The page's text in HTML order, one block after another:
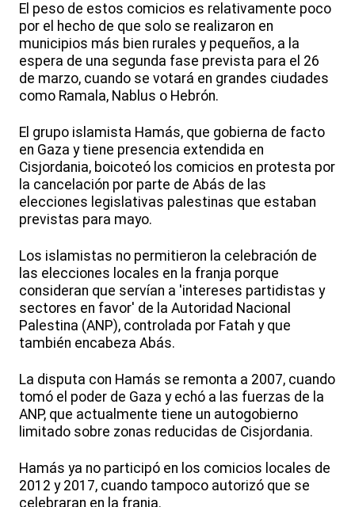
El peso de estos comicios es relativamente poco
por el hecho de que solo se realizaron en
municipios más bien rurales y pequeños, a la
espera de una segunda fase prevista para el 26
de marzo, cuando se votará en grandes ciudades
como Ramala, Nablus o Hebrón.
El grupo islamista Hamás, que gobierna de facto
en Gaza y tiene presencia extendida en
Cisjordania, boicoteó los comicios en protesta por
la cancelación por parte de Abás de las
elecciones legislativas palestinas que estaban
previstas para mayo.
Los islamistas no permitieron la celebración de
las elecciones locales en la franja porque
consideran que servían a 'intereses partidistas y
sectores en favor' de la Autoridad Nacional
Palestina (ANP), controlada por Fatah y que
también encabeza Abás.
La disputa con Hamás se remonta a 2007, cuando
tomó el poder de Gaza y echó a las fuerzas de la
ANP, que actualmente tiene un autogobierno
limitado sobre zonas reducidas de Cisjordania.
Hamás ya no participó en los comicios locales de
2012 y 2017, cuando tampoco autorizó que se
celebraran en la franja.